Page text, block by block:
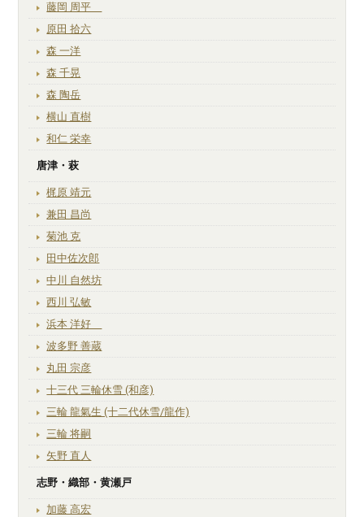
藤岡 周平
原田 拾六
森 一洋
森 千晃
森 陶岳
横山 直樹
和仁 栄幸
唐津・萩
梶原 靖元
兼田 昌尚
菊池 克
田中佐次郎
中川 自然坊
西川 弘敏
浜本 洋好
波多野 善蔵
丸田 宗彦
十三代 三輪休雪 (和彦)
三輪 龍氣生 (十二代休雪/龍作)
三輪 将嗣
矢野 直人
志野・織部・黄瀬戸
加藤 高宏